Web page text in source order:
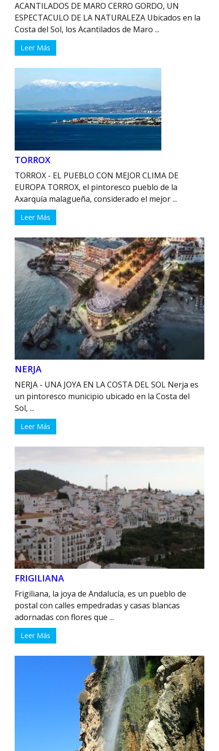
ACANTILADOS DE MARO CERRO GORDO, UN
ESPECTACULO DE LA NATURALEZA Ubicados en la
Costa del Sol, los Acantilados de Maro ...
Leer Más
TORROX
TORROX - EL PUEBLO CON MEJOR CLIMA DE
EUROPA TORROX, el pintoresco pueblo de la
Axarquía malagueña, considerado el mejor ...
Leer Más
NERJA
NERJA - ‌UNA JOYA EN LA COSTA DEL ⁢SOL Nerja es
un pintoresco municipio ‍ubicado⁤ en la Costa del
Sol, ...
Leer Más
FRIGILIANA
Frigiliana, la joya de Andalucía, es un pueblo de
postal con calles empedradas y casas blancas
adornadas con flores que ...
Leer Más
Artículo añadido al carrito. Finalizar Compra